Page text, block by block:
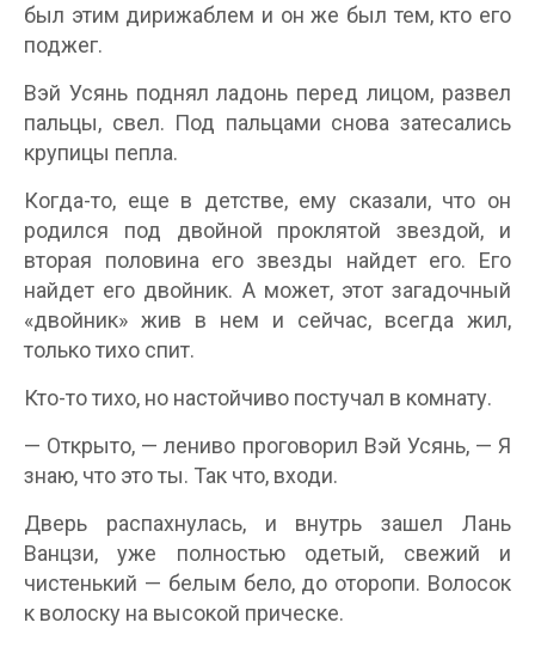
был этим дирижаблем и он же был тем, кто его
поджег.
Вэй Усянь поднял ладонь перед лицом, развел
пальцы, свел. Под пальцами снова затесались
крупицы пепла.
Когда-то, еще в детстве, ему сказали, что он
родился под двойной проклятой звездой, и
вторая половина его звезды найдет его. Его
найдет его двойник. А может, этот загадочный
«двойник» жив в нем и сейчас, всегда жил,
только тихо спит.
Кто-то тихо, но настойчиво постучал в комнату.
— Открыто, — лениво проговорил Вэй Усянь, — Я
знаю, что это ты. Так что, входи.
Дверь распахнулась, и внутрь зашел Лань
Ванцзи, уже полностью одетый, свежий и
чистенький — белым бело, до оторопи. Волосок
к волоску на высокой прическе.